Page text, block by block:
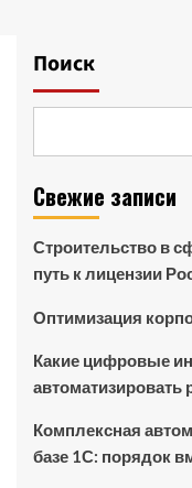
Поиск
Свежие записи
Строительство в
путь к лицензии
Оптимизация
Какие цифровые
автоматизировать
Комплексная
базе 1С: порядок